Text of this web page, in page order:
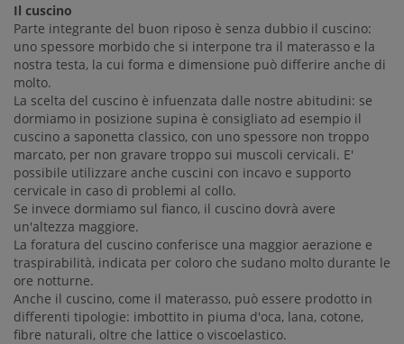
Il cuscino
Parte integrante del buon riposo è senza dubbio il cuscino:
uno spessore morbido che si interpone tra il materasso e la
nostra testa, la cui forma e dimensione può differire anche di
molto.
La scelta del cuscino è infuenzata dalle nostre abitudini: se
dormiamo in posizione supina è consigliato ad esempio il
cuscino a saponetta classico, con uno spessore non troppo
marcato, per non gravare troppo sui muscoli cervicali. E'
possibile utilizzare anche cuscini con incavo e supporto
cervicale in caso di problemi al collo.
Se invece dormiamo sul fianco, il cuscino dovrà avere
un'altezza maggiore.
La foratura del cuscino conferisce una maggior aerazione e
traspirabilità, indicata per coloro che sudano molto durante le
ore notturne.
Anche il cuscino, come il materasso, può essere prodotto in
differenti tipologie: imbottito in piuma d'oca, lana, cotone,
fibre naturali, oltre che lattice o viscoelastico.